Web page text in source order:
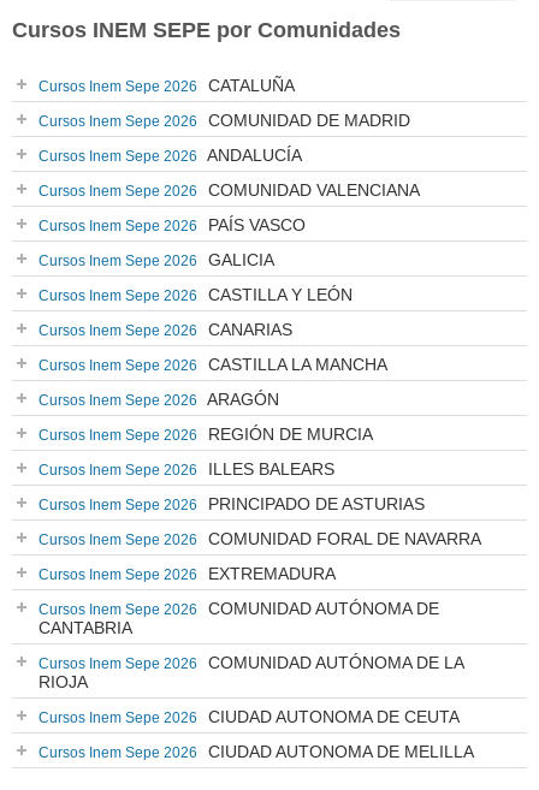
Cursos INEM SEPE por Comunidades
Cursos Inem Sepe 2026 CATALUÑA
Cursos Inem Sepe 2026 COMUNIDAD DE MADRID
Cursos Inem Sepe 2026 ANDALUCÍA
Cursos Inem Sepe 2026 COMUNIDAD VALENCIANA
Cursos Inem Sepe 2026 PAÍS VASCO
Cursos Inem Sepe 2026 GALICIA
Cursos Inem Sepe 2026 CASTILLA Y LEÓN
Cursos Inem Sepe 2026 CANARIAS
Cursos Inem Sepe 2026 CASTILLA LA MANCHA
Cursos Inem Sepe 2026 ARAGÓN
Cursos Inem Sepe 2026 REGIÓN DE MURCIA
Cursos Inem Sepe 2026 ILLES BALEARS
Cursos Inem Sepe 2026 PRINCIPADO DE ASTURIAS
Cursos Inem Sepe 2026 COMUNIDAD FORAL DE NAVARRA
Cursos Inem Sepe 2026 EXTREMADURA
Cursos Inem Sepe 2026
COMUNIDAD AUTÓNOMA DE
CANTABRIA
Cursos Inem Sepe 2026
COMUNIDAD AUTÓNOMA DE LA
RIOJA
Cursos Inem Sepe 2026 CIUDAD AUTONOMA DE CEUTA
Cursos Inem Sepe 2026 CIUDAD AUTONOMA DE MELILLA